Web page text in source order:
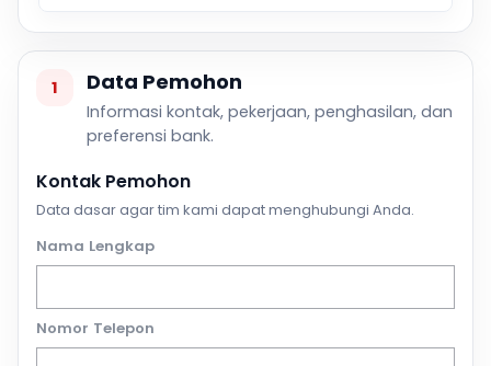
1 Data Pemohon
Informasi kontak, pekerjaan, penghasilan, dan
preferensi bank.
Kontak Pemohon
Data dasar agar tim kami dapat menghubungi Anda.
Nama Lengkap
Nomor Telepon